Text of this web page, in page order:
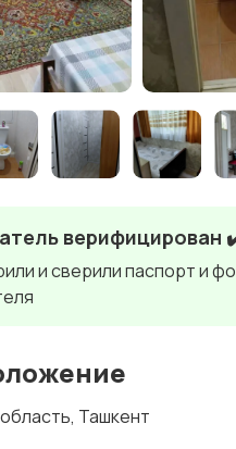
верифицирован
и сверили паспорт и
Ташкент